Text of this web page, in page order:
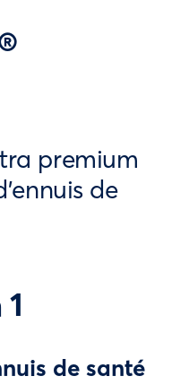
premium
de
de santé